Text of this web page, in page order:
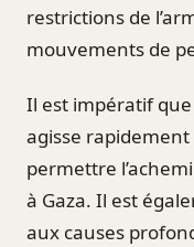
restrictions de
mouvements de
Il est impératif
agisse
permettre
à Gaza. Il est
aux causes